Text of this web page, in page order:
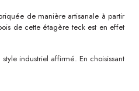
de manière artisanale à partir
de cette étagère teck est en effet
industriel affirmé. En choisissant